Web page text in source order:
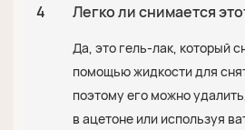
4 Легко ли снимается
Да, это гель-лак, который
помощью жидкости для
поэтому его можно
в ацетоне или используя